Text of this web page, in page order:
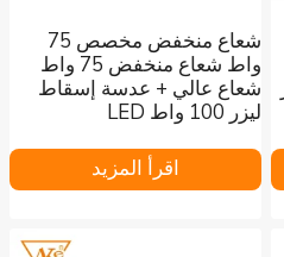
شعاع منخفض مخصص 75
واط شعاع منخفض 75 واط
شعاع عالي + عدسة إسقاط
ليزر 100 واط LED
اقرأ المزيد